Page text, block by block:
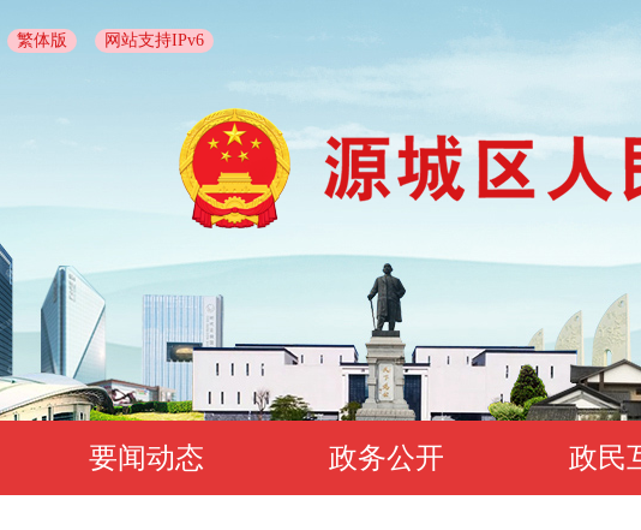
繁体版 网站支持IPv6
要闻动态 政务公开 政民